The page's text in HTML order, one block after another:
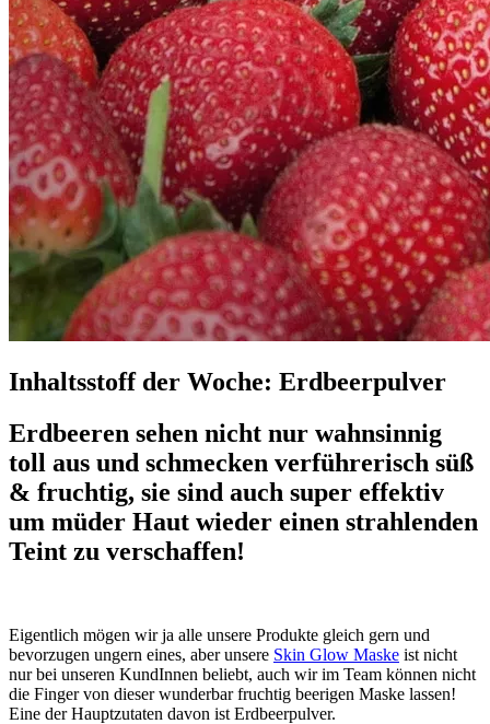
Inhaltsstoff der Woche: Erdbeerpulver
Erdbeeren sehen nicht nur wahnsinnig
toll aus und schmecken verführerisch süß
& fruchtig, sie sind auch super effektiv
um müder Haut wieder einen strahlenden
Teint zu verschaffen!
Eigentlich mögen wir ja alle unsere Produkte gleich gern und
bevorzugen ungern eines, aber unsere Skin Glow Maske ist nicht
nur bei unseren KundInnen beliebt, auch wir im Team können nicht
die Finger von dieser wunderbar fruchtig beerigen Maske lassen!
Eine der Hauptzutaten davon ist Erdbeerpulver.